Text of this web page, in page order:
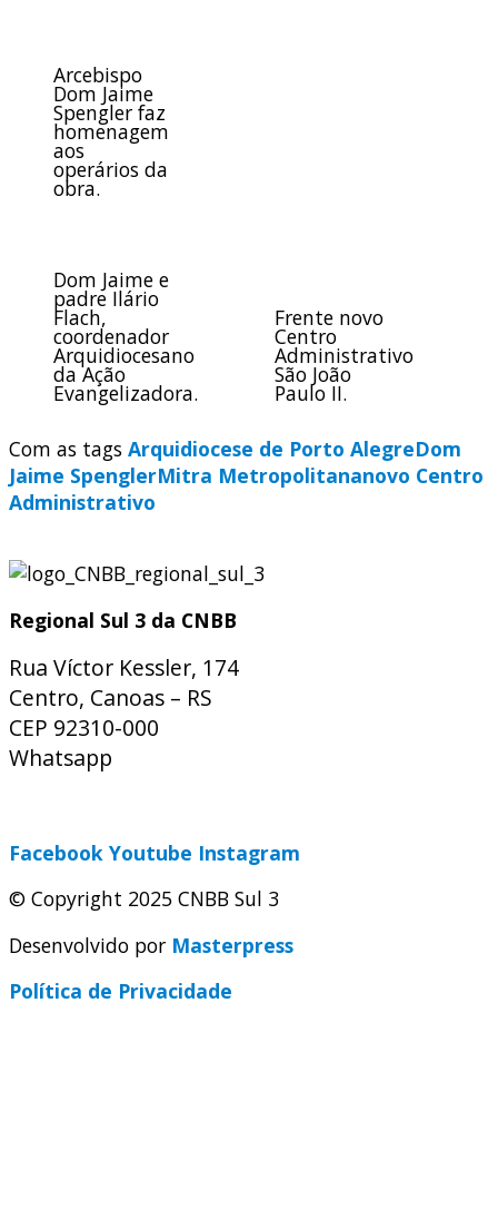
Arcebispo
Dom Jaime
Spengler faz
homenagem
aos
operários da
obra.
Dom Jaime e
padre Ilário
Flach,
coordenador
Arquidiocesano
da Ação
Evangelizadora.
Frente novo
Centro
Administrativo
São João
Paulo II.
Com as tags Arquidiocese de Porto AlegreDom
Jaime SpenglerMitra Metropolitananovo Centro
Administrativo
Regional Sul 3 da CNBB
Rua Víctor Kessler, 174
Centro, Canoas – RS
CEP 92310-000
Whatsapp
Facebook Youtube Instagram
© Copyright 2025 CNBB Sul 3
Desenvolvido por Masterpress
Política de Privacidade